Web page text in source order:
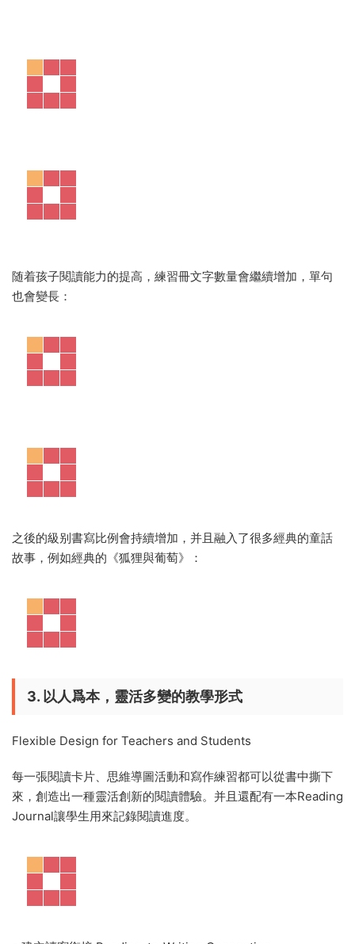
▪ 閱讀技巧海報幫助孩子理清各種關系如，Cause and effect
(因果），順序（sequence）, 對比與對照（Contrast and
讀後兩個指導式寫作任務，形式靈活、文體多樣，學生寫作能